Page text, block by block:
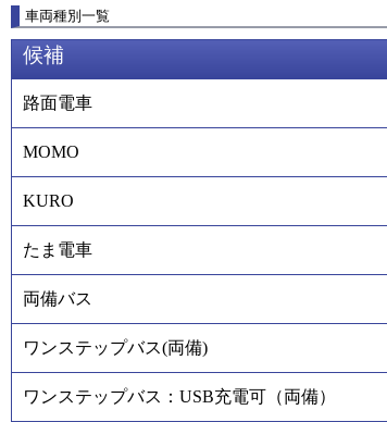
車両種別一覧
候補
路面電車
MOMO
KURO
たま電車
両備バス
ワンステップバス(両備)
ワンステップバス：USB充電可（両備）